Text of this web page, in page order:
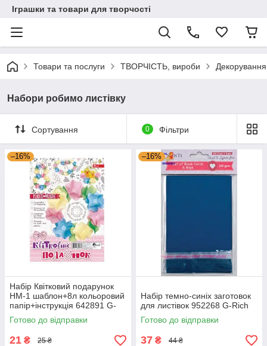
Іграшки та товари для творчості
Товари та послуги ТВОРЧІСТЬ, вироби
Набори робимо листівку
Сортування 0 Фільтри
–16%
Набір Квітковий подарунок
НМ-1 шаблон+8л кольоровий
папір+інструкція 642891 G-
Rich
Готово до відправки
21 ₴ 25 ₴
–16%
Набір темно-синіх заготовок
для листівок 952268 G-Rich
Готово до відправки
37 ₴ 44 ₴